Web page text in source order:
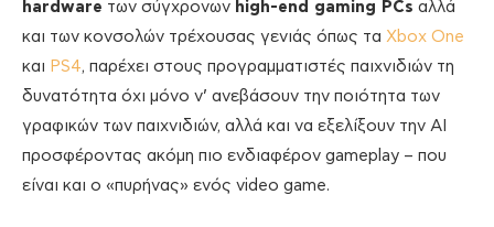
hardware των σύγχρονων high-end gaming PCs αλλά
και των κονσολών τρέχουσας γενιάς όπως τα Xbox One
και PS4, παρέχει στους προγραμματιστές παιχνιδιών τη
δυνατότητα όχι μόνο ν’ ανεβάσουν την ποιότητα των
γραφικών των παιχνιδιών, αλλά και να εξελίξουν την ΑΙ
προσφέροντας ακόμη πιο ενδιαφέρον gameplay – που
είναι και ο «πυρήνας» ενός video game.